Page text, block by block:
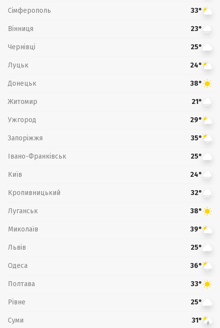
Сімферополь 33°
Вінниця 23°
Чернівці 25°
Луцьк 24°
Донецьк 38°
Житомир 21°
Ужгород 29°
Запоріжжя 35°
Івано-Франківськ 25°
Київ 24°
Кропивницький 32°
Луганськ 38°
Миколаїв 39°
Львів 25°
Одеса 36°
Полтава 33°
Рівне 25°
Суми 31°